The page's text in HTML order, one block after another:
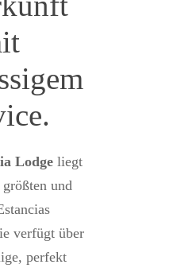
Lodge liegt
und
verfügt über
perfekt